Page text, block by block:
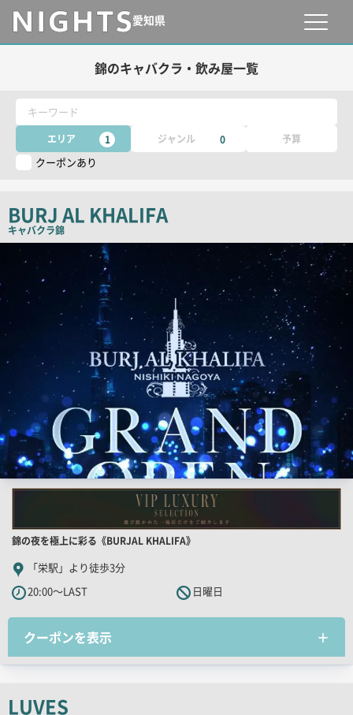
愛知県
錦のキャバクラ・飲み屋一覧
キーワード
エリア 1 ジャンル 0 予算
クーポンあり
BURJ AL KHALIFA
キャバクラ錦
店
画
店
舗
PR
キ
ャ
チ
ー
錦の夜を極上に彩る《BURJAL KHALIFA》
「栄駅」より徒歩3分
20:00～LAST
日曜日
クーポンを表示
LUVES